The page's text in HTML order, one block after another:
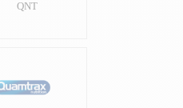
QNT